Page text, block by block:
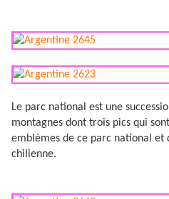
Le parc national est une
montagnes dont trois pics qui
emblèmes de ce parc national et
chilienne.